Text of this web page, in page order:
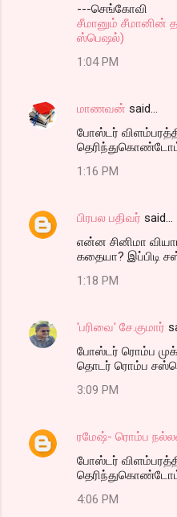
---செங்கோவி
சீமானும் சீமானின்
ஸ்பெஷல்)
1:04 PM
மாணவன் said…
போஸ்டர்
தெரிந்துகொண்டோம்
1:16 PM
பிரபல பதிவர் said…
என்ன சினிமா
கதையா? இப்பிடி
1:18 PM
'பரிவை' சே.குமார்
போஸ்டர் ரொம்ப
தொடர் ரொம்ப
3:09 PM
ரமேஷ்- ரொம்ப
போஸ்டர்
4:06 PM